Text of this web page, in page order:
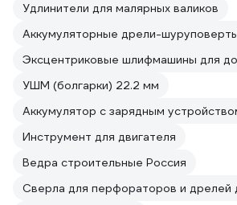
Удлинители для малярных валиков
Аккумуляторные дрели-
Эксцентриковые шлифмашины для
УШМ (болгарки) 22.2 мм
Аккумулятор с зарядным
Инструмент для двигателя
Ведра строительные Россия
Сверла для перфораторов и